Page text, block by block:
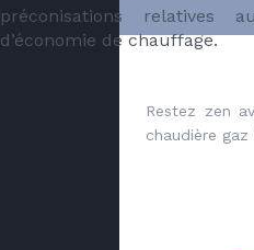
préconisations relatives
d’économie de chauffage.
Restez zen
chaudière gaz